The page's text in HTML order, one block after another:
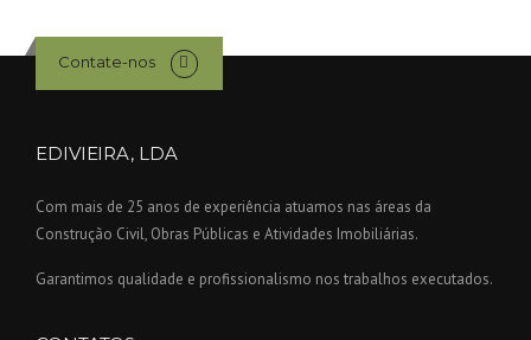
Contate-nos
EDIVIEIRA, LDA
Com mais de 25 anos de experiência atuamos nas áreas da
Construção Civil, Obras Públicas e Atividades Imobiliárias.
Garantimos qualidade e profissionalismo nos trabalhos executados.